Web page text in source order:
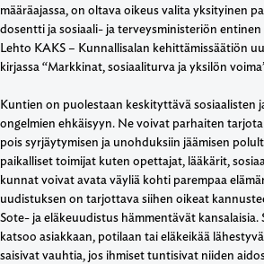
määräajassa, on oltava oikeus valita yksityinen
dosentti ja sosiaali- ja terveysministeriön
Lehto KAKS – Kunnallisalan kehittämissäätiön
kirjassa “Markkinat, sosiaaliturva ja yksilön
Kuntien on puolestaan keskityttävä sosiaalisten
ongelmien ehkäisyyn. Ne voivat parhaiten
pois syrjäytymisen ja unohduksiin jäämisen
paikalliset toimijat kuten opettajat, lääkärit,
kunnat voivat avata väyliä kohti parempaa
uudistuksen on tarjottava siihen oikeat
Sote- ja eläkeuudistus hämmentävät kansalaisia.
katsoo asiakkaan, potilaan tai eläkeikää
saisivat vauhtia, jos ihmiset tuntisivat niiden